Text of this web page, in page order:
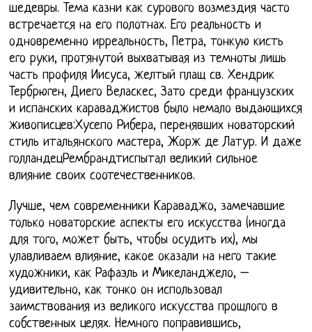
шедевры. Тема казни как сурового возмездия часто
встречается на его полотнах. Его реальность и
одновременно ирреальность, Петра, тонкую кисть
его руки, протянутой выхватывая из темноты лишь
часть профиля Иисуса, желтый плащ св. Хендрик
Тербрюген, Диего Веласкес, Зато среди французских
и испанских караваджистов было немало выдающихся
живописцев:Хусепо Рибера, перенявших новаторский
стиль итальянского мастера, Жорж де Латур. И даже
голландецРембрандтиспытал великий сильное
влияние своих соотечественников.
Лучше, чем современники Караваджо, замечавшие
только новаторские аспекты его искусства (иногда
для того, может быть, чтобы осудить их), мы
улавливаем влияние, какое оказали на него такие
художники, как Рафаэль и Микеланджело, –
удивительно, как тонко он использовал
заимствования из великого искусства прошлого в
собственных целях. Немного поправившись,